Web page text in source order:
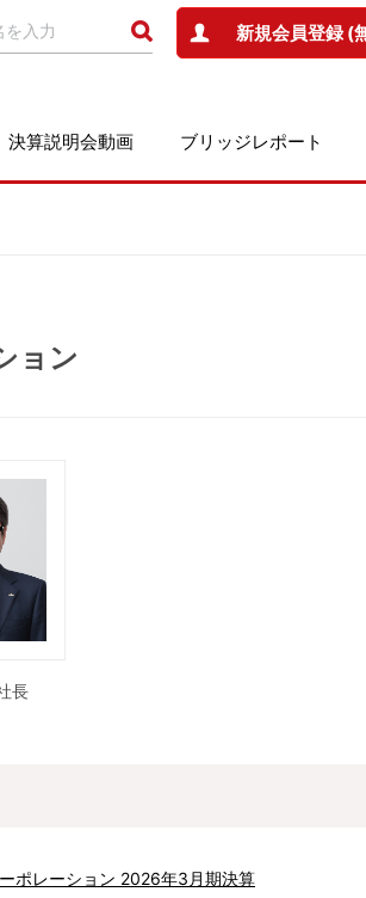
新規会員登録 (
決算説明会動画 ブリッジレポート
ョン
長
ポレーション 2026年3月期決算